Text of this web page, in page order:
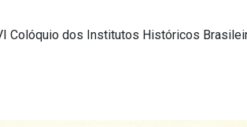
Colóquio dos Institutos Históricos